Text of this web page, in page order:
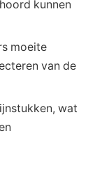
kunnen
moeite
van de
wat